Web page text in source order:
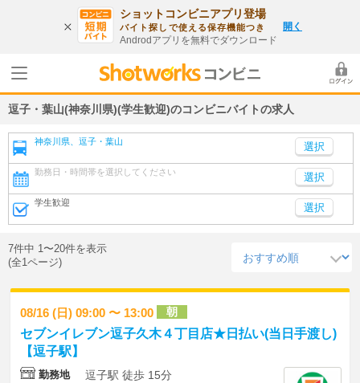
ショットコンビニアプリ登場
バイト探しで使える保存機能つき
Androdアプリを無料でダウンロード
開く
逗子・葉山(神奈川県)(学生歓迎)のコンビニバイトの求人
神奈川県、逗子・葉山
勤務日・時間帯を選択してください 選択
学生歓迎 選択
7件中 1〜20件を表示
(全1ページ)
08/16 (日) 09:00 〜 13:00 朝
セブンイレブン逗子久木４丁目店★日払い(当日手渡し)
【逗子駅】
勤務地
逗子駅 徒歩 15分